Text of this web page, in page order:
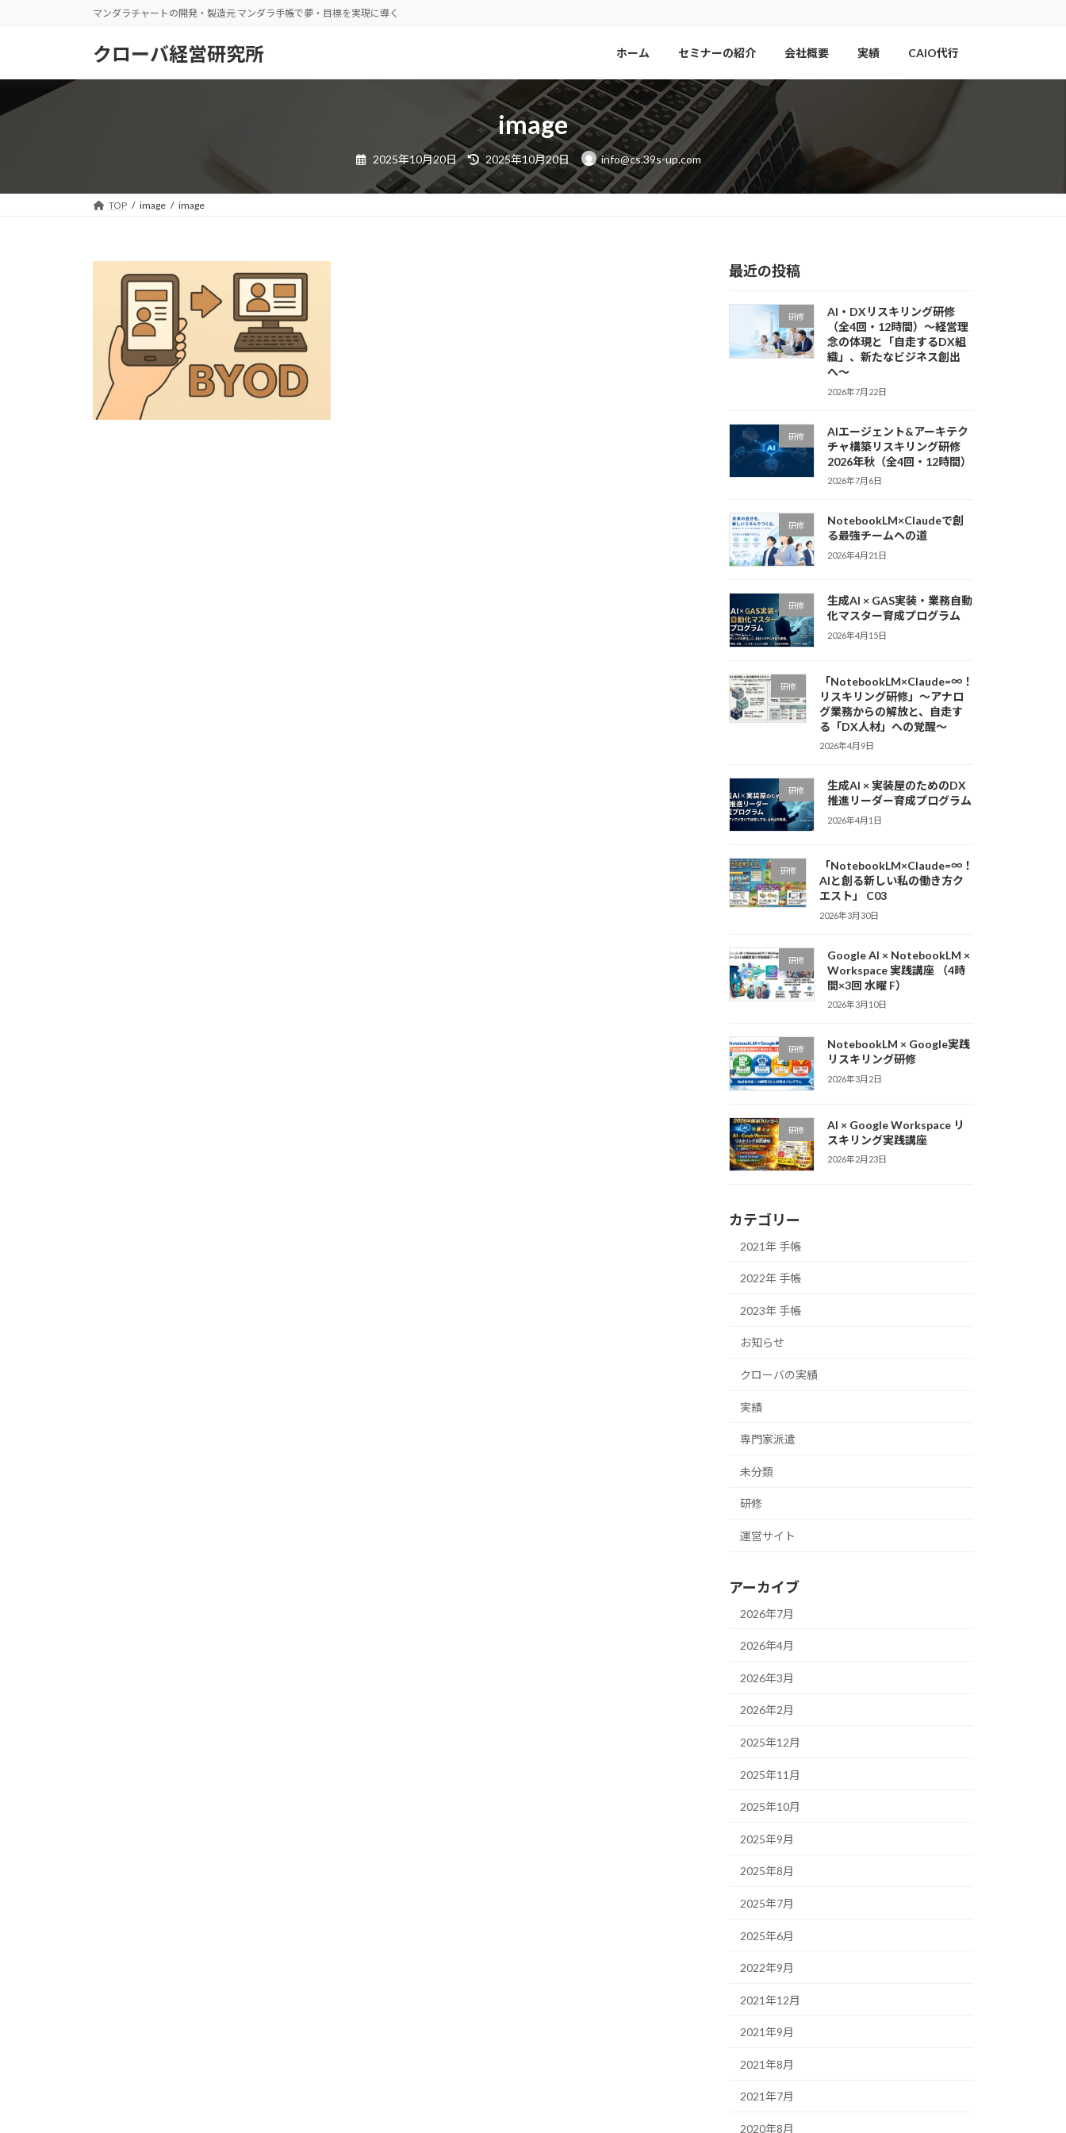
マンダラチャートの開発・製造元 マンダラ手帳で夢・目標を実現に導く
クローバ経営研究所 ホーム セミナーの紹介 会社概要 実績 CAIO代行
image
2025年10月20日
最
終
更
新
日
2025年10月20日 info@cs.39s-up.com
TOP image image
最近の投稿
研修
AI・DXリスキリング研修
（全4回・12時間）〜経営理
念の体現と「自走するDX組
織」、新たなビジネス創出
へ〜
2026年7月22日
研修
AIエージェント&アーキテク
チャ構築リスキリング研修
2026年秋（全4回・12時間）
2026年7月6日
研修
NotebookLM×Claudeで創
る最強チームへの道
2026年4月21日
研修
生成AI × GAS実装・業務自動
化マスター育成プログラム
2026年4月15日
研修
「NotebookLM×Claude=∞！
リスキリング研修」〜アナロ
グ業務からの解放と、自走す
る「DX人材」への覚醒〜
2026年4月9日
研修
生成AI × 実装屋のためのDX
推進リーダー育成プログラム
2026年4月1日
研修
「NotebookLM×Claude=∞！
AIと創る新しい私の働き方ク
エスト」 C03
2026年3月30日
研修
Google AI × NotebookLM ×
Workspace 実践講座 （4時
間×3回 水曜 F）
2026年3月10日
研修
NotebookLM × Google実践
リスキリング研修
2026年3月2日
研修
AI × Google Workspace リ
スキリング実践講座
2026年2月23日
カテゴリー
2021年 手帳
2022年 手帳
2023年 手帳
お知らせ
クローバの実績
実績
専門家派遣
未分類
研修
運営サイト
アーカイブ
2026年7月
2026年4月
2026年3月
2026年2月
2025年12月
2025年11月
2025年10月
2025年9月
2025年8月
2025年7月
2025年6月
2022年9月
2021年12月
2021年9月
2021年8月
2021年7月
2020年8月